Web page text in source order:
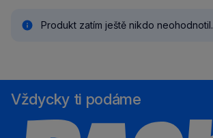
Produkt zatím ještě nikdo neohodnotil.
Vždycky ti podáme